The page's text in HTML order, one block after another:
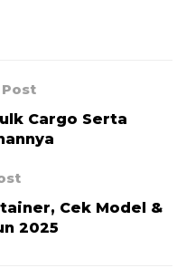
Cargo Serta
Cek Model &
2025